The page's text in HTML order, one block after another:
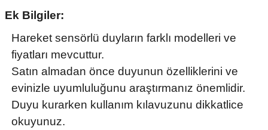
Ek Bilgiler:
Hareket sensörlü duyların farklı modelleri ve
fiyatları mevcuttur.
Satın almadan önce duyunun özelliklerini ve
evinizle uyumluluğunu araştırmanız önemlidir.
Duyu kurarken kullanım kılavuzunu dikkatlice
okuyunuz.